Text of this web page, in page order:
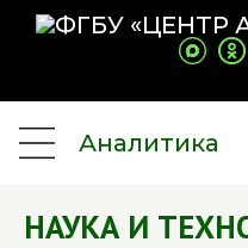
Аналитика
НАУКА И